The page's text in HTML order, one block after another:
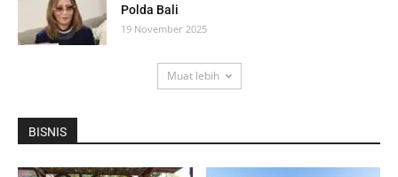
Polda Bali
19 November 2025
Muat lebih
BISNIS